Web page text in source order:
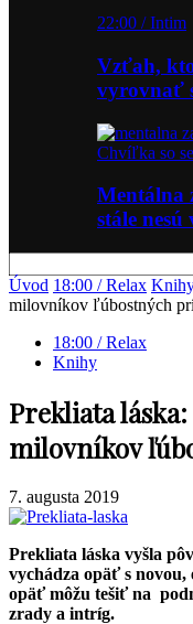
22:00 / Intim
Vzťah,
vyrovnať
Chvíľka so
Mentálna
stále
Úvod 18:00 / Relax
milovníkov ľúbostných
18:00 / Relax
Knihy
Prekliata
milovníkov
7. augusta 2019
Prekliata láska vyšla
vychádza opäť s novou,
opäť môžu tešiť na
zrady a intríg.